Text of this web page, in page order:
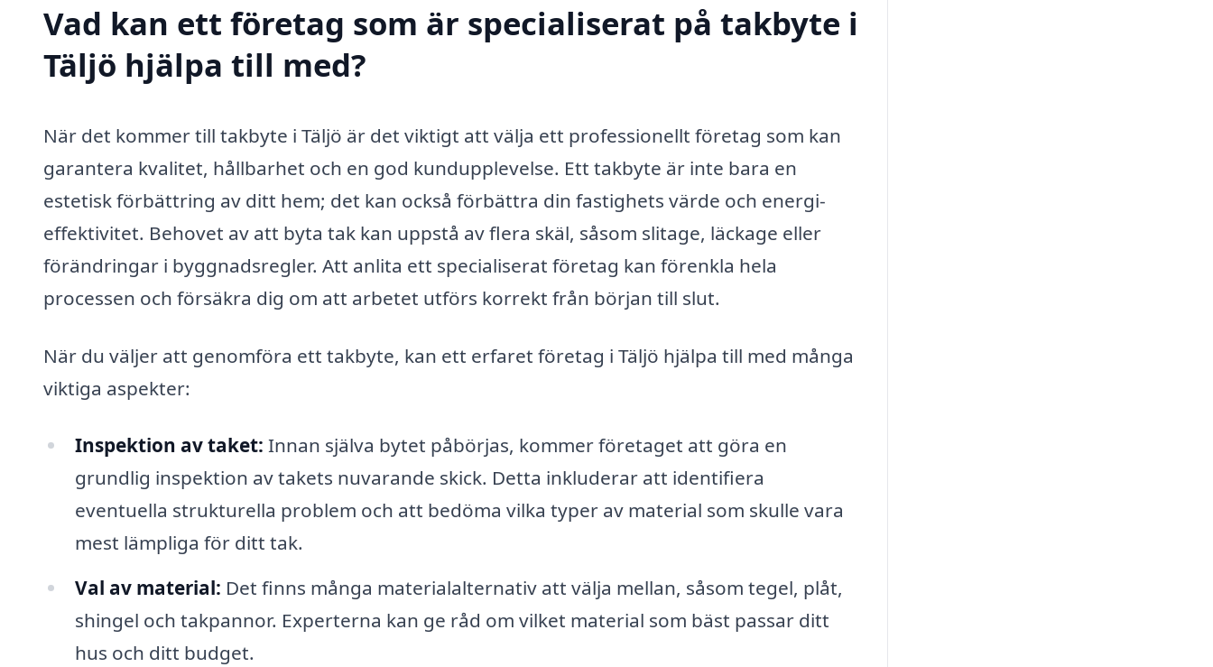
Vad kan ett företag som är specialiserat på takbyte i
Täljö hjälpa till med?
När det kommer till takbyte i Täljö är det viktigt att välja ett professionellt företag som kan
garantera kvalitet, hållbarhet och en god kundupplevelse. Ett takbyte är inte bara en
estetisk förbättring av ditt hem; det kan också förbättra din fastighets värde och energi­
effektivitet. Behovet av att byta tak kan uppstå av flera skäl, såsom slitage, läckage eller
förändringar i byggnadsregler. Att anlita ett specialiserat företag kan förenkla hela
processen och försäkra dig om att arbetet utförs korrekt från början till slut.
När du väljer att genomföra ett takbyte, kan ett erfaret företag i Täljö hjälpa till med många
viktiga aspekter:
Inspektion av taket: Innan själva bytet påbörjas, kommer företaget att göra en
grundlig inspektion av takets nuvarande skick. Detta inkluderar att identifiera
eventuella strukturella problem och att bedöma vilka typer av material som skulle vara
mest lämpliga för ditt tak.
Val av material: Det finns många materialalternativ att välja mellan, såsom tegel, plåt,
shingel och takpannor. Experterna kan ge råd om vilket material som bäst passar ditt
hus och ditt budget.